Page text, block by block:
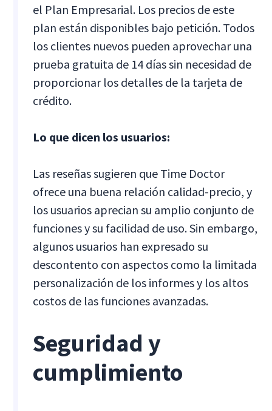
el Plan Empresarial. Los precios de este
plan están disponibles bajo petición. Todos
los clientes nuevos pueden aprovechar una
prueba gratuita de 14 días sin necesidad de
proporcionar los detalles de la tarjeta de
crédito.
Lo que dicen los usuarios:
Las reseñas sugieren que Time Doctor
ofrece una buena relación calidad-precio, y
los usuarios aprecian su amplio conjunto de
funciones y su facilidad de uso. Sin embargo,
algunos usuarios han expresado su
descontento con aspectos como la limitada
personalización de los informes y los altos
costos de las funciones avanzadas.
Seguridad y
cumplimiento